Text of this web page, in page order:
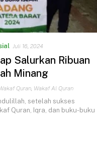
Juli 16, 2024
Salurkan Ribuan
Minang
Quran, Wakaf Al Quran
setelah sukses
Quran, Iqra, dan buku-buku